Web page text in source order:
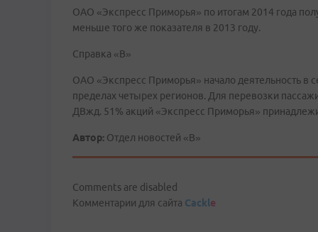
ОАО «Экспресс Приморья» по итогам 2014 года
меньше того же показателя в 2013 году.
Справка «В»
ОАО «Экспресс Приморья» начало деятельность в
пределах четырех регионов. Для перевозки
ДВжд. 51% акций «Экспресс Приморья»
Автор: Отдел новостей «В»
Comments are disabled
Комментарии для сайта Cackle